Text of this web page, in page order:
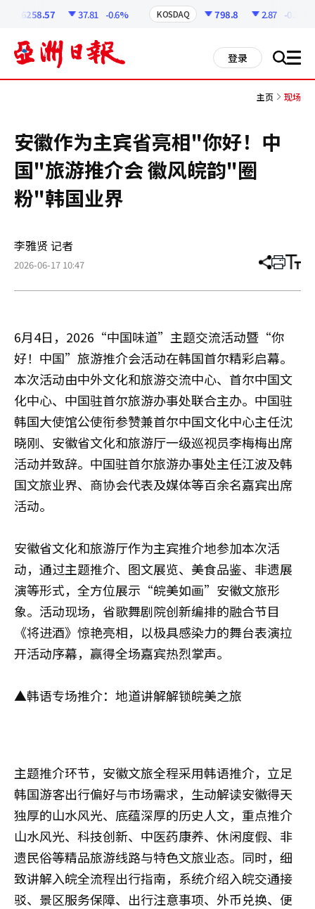
6258.57 37.81 -0.6% KOSDAQ 798.8 2.87 -0.36%
登录 搜 all
主页 现场
安徽作为主宾省亮相"你好！中
国"旅游推介会 徽风皖韵"圈
粉"韩国业界
李雅贤 记者
2026-06-17 10:47 分
章
打 调
小
6月4日，2026“中国味道”主题交流活动暨“你
好！中国”旅游推介会活动在韩国首尔精彩启幕。
本次活动由中外文化和旅游交流中心、首尔中国文
化中心、中国驻首尔旅游办事处联合主办。中国驻
韩国大使馆公使衔参赞兼首尔中国文化中心主任沈
晓刚、安徽省文化和旅游厅一级巡视员李梅梅出席
活动并致辞。中国驻首尔旅游办事处主任江波及韩
国文旅业界、商协会代表及媒体等百余名嘉宾出席
活动。
安徽省文化和旅游厅作为主宾推介地参加本次活
动，通过主题推介、图文展览、美食品鉴、非遗展
演等形式，全方位展示“皖美如画”安徽文旅形
象。活动现场，省歌舞剧院创新编排的融合节目
《将进酒》惊艳亮相，以极具感染力的舞台表演拉
开活动序幕，赢得全场嘉宾热烈掌声。
▲韩语专场推介：地道讲解解锁皖美之旅
主题推介环节，安徽文旅全程采用韩语推介，立足
韩国游客出行偏好与市场需求，生动解读安徽得天
独厚的山水风光、底蕴深厚的历史人文，重点推介
山水风光、科技创新、中医药康养、休闲度假、非
遗民俗等精品旅游线路与特色文旅业态。同时，细
致讲解入皖全流程出行指南，系统介绍入皖交通接
驳、景区服务保障、出行注意事项、外币兑换、便